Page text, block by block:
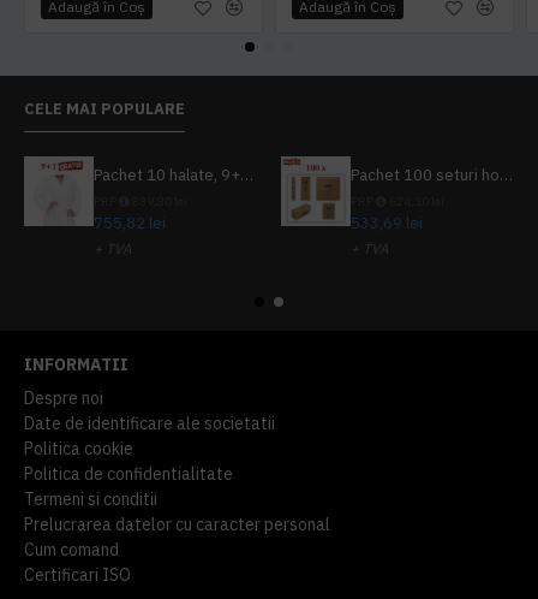
Adaugă în Coş Adaugă în Coş
CELE MAI POPULARE
Pachet 10 halate, 9+1 gratuit
755,82 lei
+ TVA
Pachet 100 seturi hoteliere, set dentar, set barbierit, casca de dus, pila unghii, set cusut
533,69 lei
+ TVA
INFORMATII
Despre noi
Date de identificare ale societatii
Politica cookie
Politica de confidentialitate
Termeni si conditii
Prelucrarea datelor cu caracter personal
Cum comand
Certificari ISO